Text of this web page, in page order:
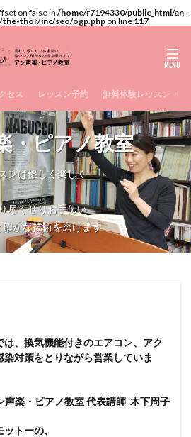
on false in /home/r7194330/public_html/an-
thor/inc/seo/ogp.php on line 117
セス レッスン予約 無料体験レッスン
・ピアノ教室
ンは優しく楽しく
尽くせりお手伝い
確かな技術を磨けます
、換気機能付きのエアコン、アク
染対策をとりながら営業していま
声楽・ピアノ教室 代表講師 木下周子
トーの、